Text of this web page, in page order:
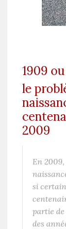
1909
le
2009
En
si
partie
des